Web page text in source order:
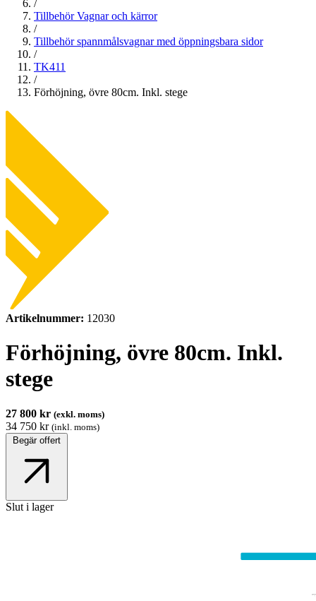
/
Tillbehör Vagnar och kärror
/
Tillbehör spannmålsvagnar med öppningsbara sidor
/
TK411
/
Förhöjning, övre 80cm. Inkl. stege
Artikelnummer: 12030
Förhöjning, övre 80cm. Inkl.
stege
27 800 kr (exkl. moms)
34 750 kr (inkl. moms)
Begär offert
Slut i lager